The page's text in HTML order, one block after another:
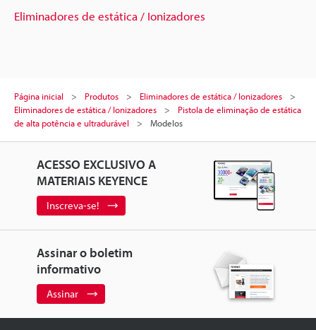
Eliminadores de estática / Ionizadores
Página inicial Produtos
Eliminadores de estática / Ionizadores
Eliminadores de estática / Ionizadores
Pistola de eliminação de estática
de alta potência e ultradurável
Modelos
ACESSO EXCLUSIVO A
MATERIAIS KEYENCE
Inscreva-se!
Assinar o boletim
informativo
Assinar